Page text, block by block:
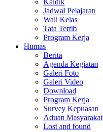
Kaldik
Jadwal Pelajaran
Wali Kelas
Tata Tertib
Program Kerja
Humas
Berita
Agenda Kegiatan
Galeri Foto
Galeri Video
Download
Program Kerja
Survey Kepuasan
Aduan Masyarakat
Lost and found